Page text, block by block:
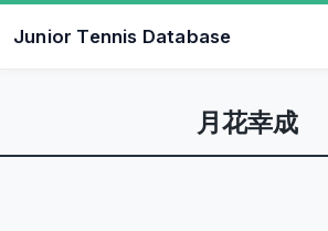
Junior Tennis Database
月花幸成